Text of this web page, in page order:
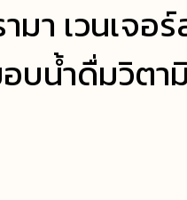
มา เวนเจ
อบน้ำดื่มวิต